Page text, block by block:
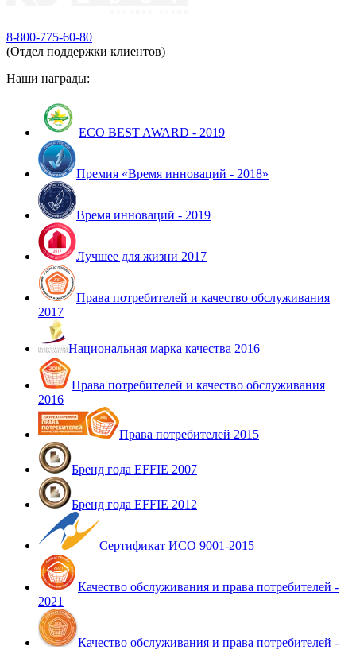
8-800-775-60-80
(Отдел поддержки клиентов)
Наши награды:
ECO BEST AWARD - 2019
Премия «Время инноваций - 2018»
Время инноваций - 2019
Лучшее для жизни 2017
Права потребителей и качество обслуживания
2017
Национальная марка качества 2016
Права потребителей и качество обслуживания
2016
Права потребителей 2015
Бренд года EFFIE 2007
Бренд года EFFIE 2012
Сертификат ИСО 9001-2015
Качество обслуживания и права потребителей -
2021
Качество обслуживания и права потребителей -